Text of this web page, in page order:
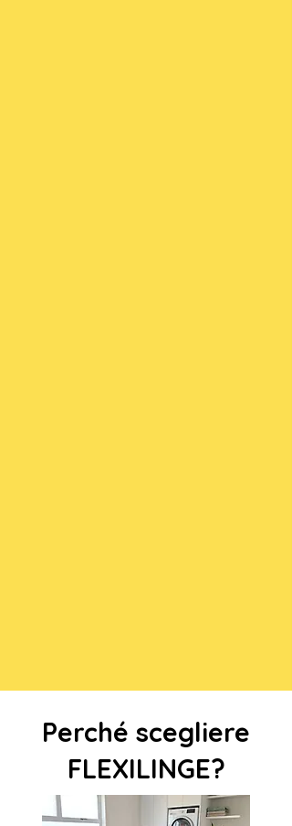
Perché scegliere
FLEXILINGE?